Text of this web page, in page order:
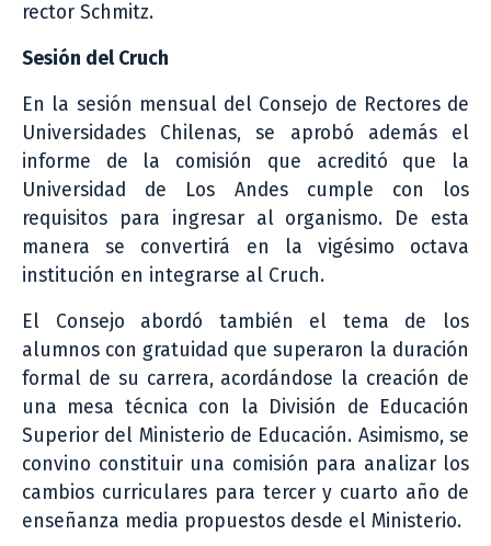
rector Schmitz.
Sesión del Cruch
En la sesión mensual del Consejo de Rectores de
Universidades Chilenas, se aprobó además el
informe de la comisión que acreditó que la
Universidad de Los Andes cumple con los
requisitos para ingresar al organismo. De esta
manera se convertirá en la vigésimo octava
institución en integrarse al Cruch.
El Consejo abordó también el tema de los
alumnos con gratuidad que superaron la duración
formal de su carrera, acordándose la creación de
una mesa técnica con la División de Educación
Superior del Ministerio de Educación. Asimismo, se
convino constituir una comisión para analizar los
cambios curriculares para tercer y cuarto año de
enseñanza media propuestos desde el Ministerio.